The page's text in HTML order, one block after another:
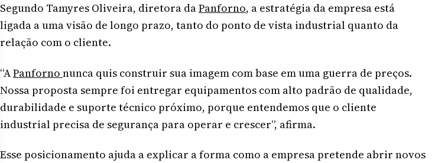
Segundo Tamyres Oliveira, diretora daPanforno, a estratégia da empresa está
ligada a uma visão de longo prazo, tanto do ponto de vista industrial quanto da
relação com o cliente.
“APanforno nunca quis construir sua imagem com base em uma guerra de preços.
Nossa proposta sempre foi entregar equipamentos com alto padrão de qualidade,
durabilidade e suporte técnico próximo, porque entendemos que o cliente
industrial precisa de segurança para operar e crescer”, afirma.
Esse posicionamento ajuda a explicar a forma como a empresa pretende abrir novos